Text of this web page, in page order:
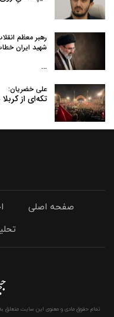
رهبر معظم
شهید ایران
…
علی خضریان:
تکه‌ای از
صفحه اصلی
تمام حقوق مادی و معنوی این سایت متعلق